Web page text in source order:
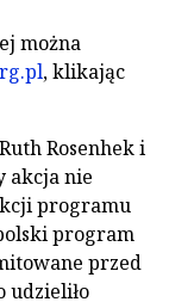
można
, klikając
Rosenhek i
akcja nie
programu
program
przed
udzieliło